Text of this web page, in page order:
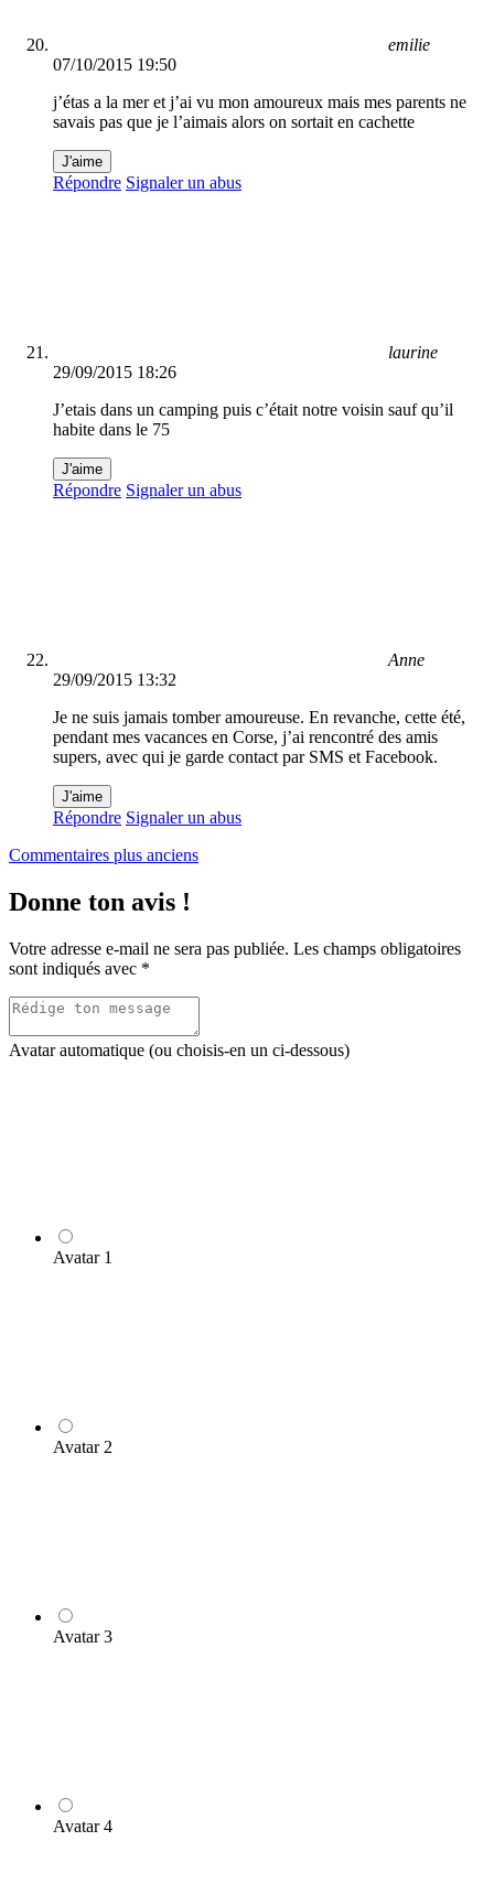
emilie
07/10/2015 19:50
j’étas a la mer et j’ai vu mon amoureux mais mes parents ne
savais pas que je l’aimais alors on sortait en cachette
J'aime
Répondre Signaler un abus
laurine
29/09/2015 18:26
J’etais dans un camping puis c’était notre voisin sauf qu’il
habite dans le 75
J'aime
Répondre Signaler un abus
Anne
29/09/2015 13:32
Je ne suis jamais tomber amoureuse. En revanche, cette été,
pendant mes vacances en Corse, j’ai rencontré des amis
supers, avec qui je garde contact par SMS et Facebook.
J'aime
Répondre Signaler un abus
Navigation
dans
les
commentaires
Commentaires plus anciens
Donne ton avis !
Votre adresse e-mail ne sera pas publiée. Les champs obligatoires
sont indiqués avec *
Avatar automatique (ou choisis-en un ci-dessous)
Avatar 1
Avatar 2
Avatar 3
Avatar 4